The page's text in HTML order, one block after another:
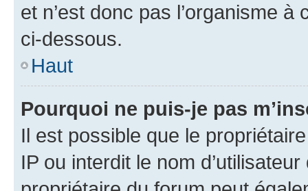
et n’est donc pas l’organisme
ci-dessous.
Haut
Pourquoi ne puis-je pas
Il est possible que le
IP ou interdit le nom